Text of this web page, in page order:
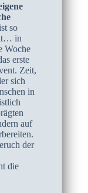
so
in
Woche
erste
Zeit,
sich
in
auf
der
die